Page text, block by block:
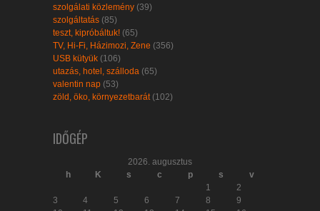
szolgálati közlemény (39)
szolgáltatás (85)
teszt, kipróbáltuk! (65)
TV, Hi-Fi, Házimozi, Zene (356)
USB kütyük (106)
utazás, hotel, szálloda (65)
valentin nap (53)
zöld, öko, környezetbarát (102)
IDŐGÉP
2026. augusztus
h
K s c p s
v
1
2
3
4 5 6 7 8
9